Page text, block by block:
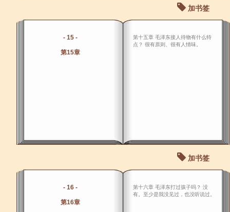
加书签
- 15 -
第15章
第十五章 毛泽东接人待物有什么特
点？ 很有原则、很有人情味。
加书签
- 16 -
第16章
第十六章 毛泽东打过孩子吗？ 没
有。至少是我没见过，也没听说过。